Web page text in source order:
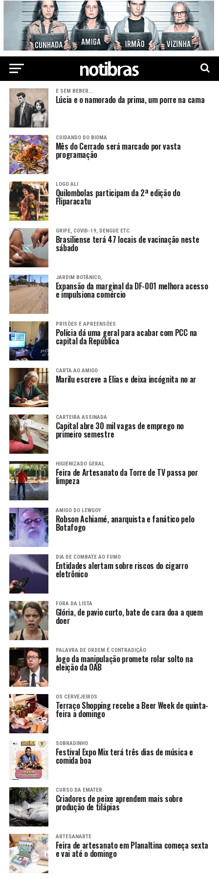
E SEM BEBER...
Lúcia e o namorado da prima, um porre na cama
CUIDANDO DO BIOMA
Mês do Cerrado será marcado por vasta
programação
LOGO ALI
Quilombolas participam da 2ª edição do
Fliparacatu
GRIPE, COVID-19, DENGUE ETC
Brasiliense terá 47 locais de vacinação neste
sábado
JARDIM BOTÂNICO,
Expansão da marginal da DF-001 melhora acesso
e impulsiona comércio
PRISÕES E APREENSÕES
Polícia dá uma geral para acabar com PCC na
capital da República
CARTA AO AMIGO
Marilu escreve a Elias e deixa incógnita no ar
CARTEIRA ASSINADA
Capital abre 30 mil vagas de emprego no
primeiro semestre
HIGIENIZADO GERAL
Feira de Artesanato da Torre de TV passa por
limpeza
AMIGO DO LEWGOY
Robson Achiamé, anarquista e fanático pelo
Botafogo
DIA DE COMBATE AO FUMO
Entidades alertam sobre riscos do cigarro
eletrônico
FORA DA LISTA
Glória, de pavio curto, bate de cara doa a quem
doer
PALAVRA DE ORDEM É CONTRADIÇÃO
Jogo da manipulação promete rolar solto na
eleição da OAB
OS CERVEJEIROS
Terraço Shopping recebe a Beer Week de quinta-
feira a domingo
SOBRADINHO
Festival Expo Mix terá três dias de música e
comida boa
CURSO DA EMATER
Criadores de peixe aprendem mais sobre
produção de tilápias
ARTESANARTE
Feira de artesanato em Planaltina começa sexta
e vai até o domingo